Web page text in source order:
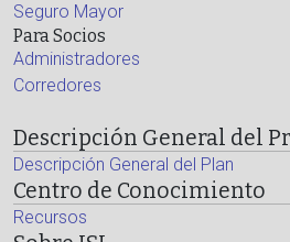
Seguro Mayor
Para Socios
Administradores
Corredores
Descripción General del
Descripción General del Plan
Centro de Conocimiento
Recursos